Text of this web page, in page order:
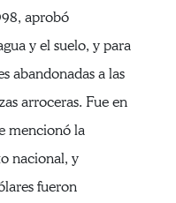
aprobó
y el suelo, y para
abandonadas a las
arroceras. Fue en
mencionó la
nacional, y
fueron